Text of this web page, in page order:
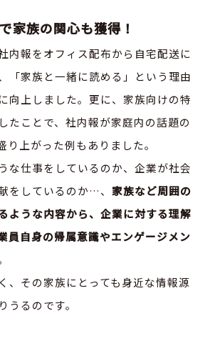
家族の関心も獲得！
内報をオフィス配布から自宅配送に
「家族と一緒に読める」という理由
向上しました。更に、家族向けの特
たことで、社内報が家庭内の話題の
り上がった例もありました。
な仕事をしているのか、企業が社会
をしているのか…、家族など周囲の
ような内容から、企業に対する理解
員自身の帰属意識やエンゲージメン
、その家族にとっても身近な情報源
うるのです。